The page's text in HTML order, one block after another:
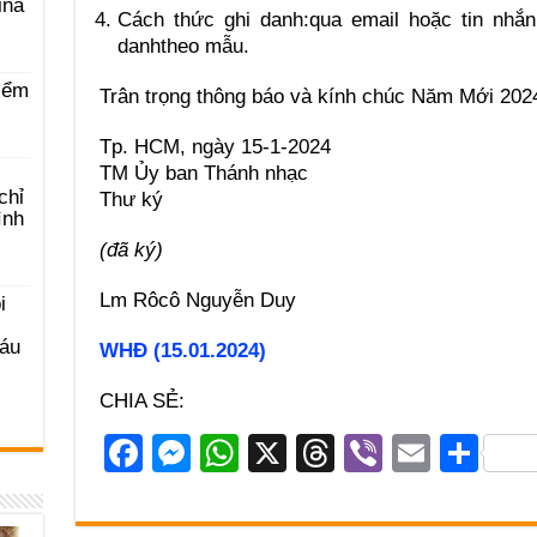
Cách thức ghi danh:qua email hoặc tin
danhtheo mẫu.
Trân trọng thông báo và kính chúc Năm Mới
Tp. HCM, ngày 15-1-2024
TM Ủy ban Thánh nhạc
Thư ký
(đã ký)
Lm Rôcô Nguyễn Duy
WHĐ (15.01.2024)
CHIA SẺ:
F
M
W
X
T
Vi
E S